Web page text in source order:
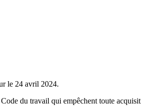
le 24 avril 2024.
du travail qui empêchent toute